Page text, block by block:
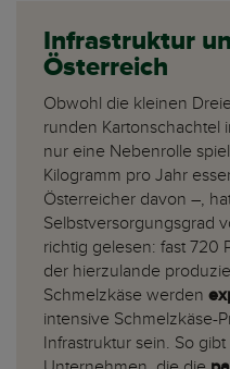
Infrastruktur
Österreich
Obwohl die kleinen
runden Kartonschachtel
nur eine Nebenrolle
Kilogramm pro Jahr
Österreicher davon –,
Selbstversorgungsgrad
richtig gelesen: fast 720
der hierzulande
Schmelzkäse werden
intensive Schmelzkäse-
Infrastruktur sein. So